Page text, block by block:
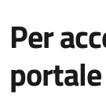
Per